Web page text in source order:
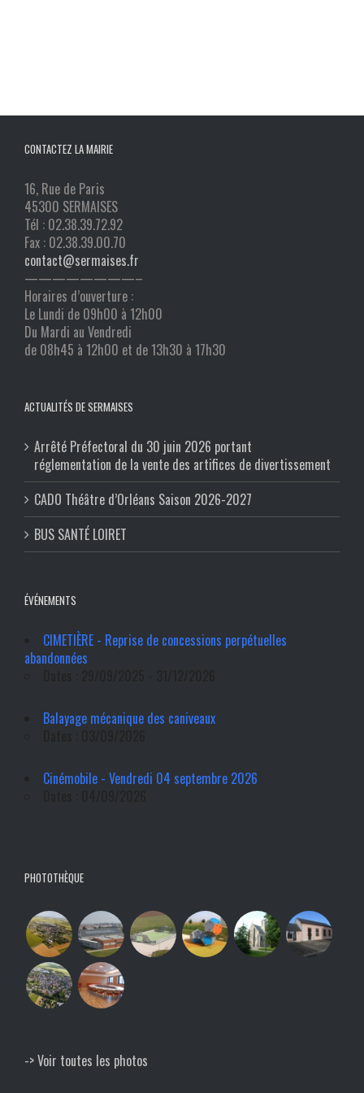
CONTACTEZ LA MAIRIE
16, Rue de Paris
45300 SERMAISES
Tél : 02.38.39.72.92
Fax : 02.38.39.00.70
contact@sermaises.fr
————————–
Horaires d’ouverture :
Le Lundi de 09h00 à 12h00
Du Mardi au Vendredi
de 08h45 à 12h00 et de 13h30 à 17h30
ACTUALITÉS DE SERMAISES
Arrêté Préfectoral du 30 juin 2026 portant
réglementation de la vente des artifices de divertissement
CADO Théâtre d’Orléans Saison 2026-2027
BUS SANTÉ LOIRET
ÉVÉNEMENTS
CIMETIÈRE - Reprise de concessions perpétuelles
abandonnées
Balayage mécanique des caniveaux
Cinémobile - Vendredi 04 septembre 2026
PHOTOTHÈQUE
-> Voir toutes les photos